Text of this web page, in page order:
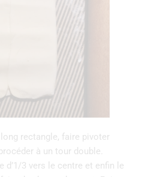
rectangle, faire pivoter
à un tour double.
d’1/3 vers le centre et enfin le